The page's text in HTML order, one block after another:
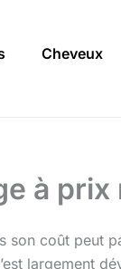
Cheveux
à
son coût
largement